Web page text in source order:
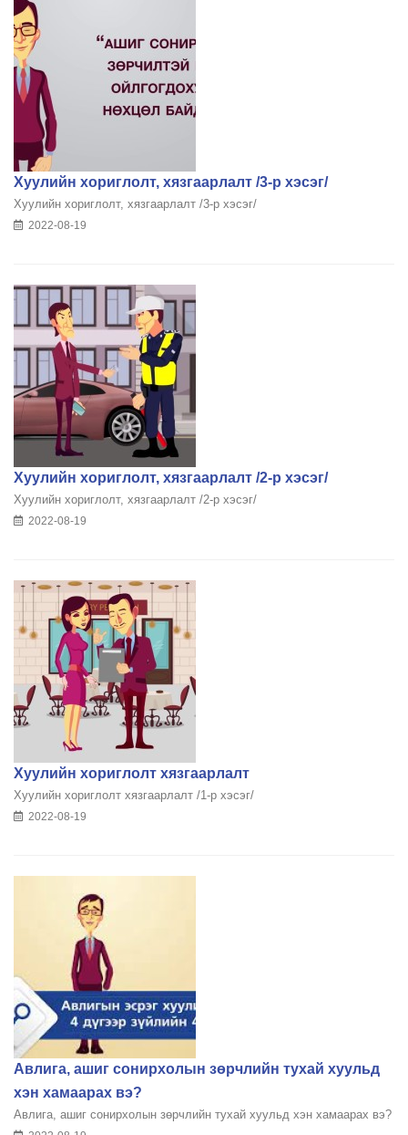
Хуулийн хориглолт, хязгаарлалт /3-р хэсэг/
Хуулийн хориглолт, хязгаарлалт /3-р хэсэг/
2022-08-19
Хуулийн хориглолт, хязгаарлалт /2-р хэсэг/
Хуулийн хориглолт, хязгаарлалт /2-р хэсэг/
2022-08-19
Хуулийн хориглолт хязгаарлалт
Хуулийн хориглолт хязгаарлалт /1-р хэсэг/
2022-08-19
Авлига, ашиг сонирхолын зөрчлийн тухай хуульд
хэн хамаарах вэ?
Авлига, ашиг сонирхолын зөрчлийн тухай хуульд хэн хамаарах вэ?